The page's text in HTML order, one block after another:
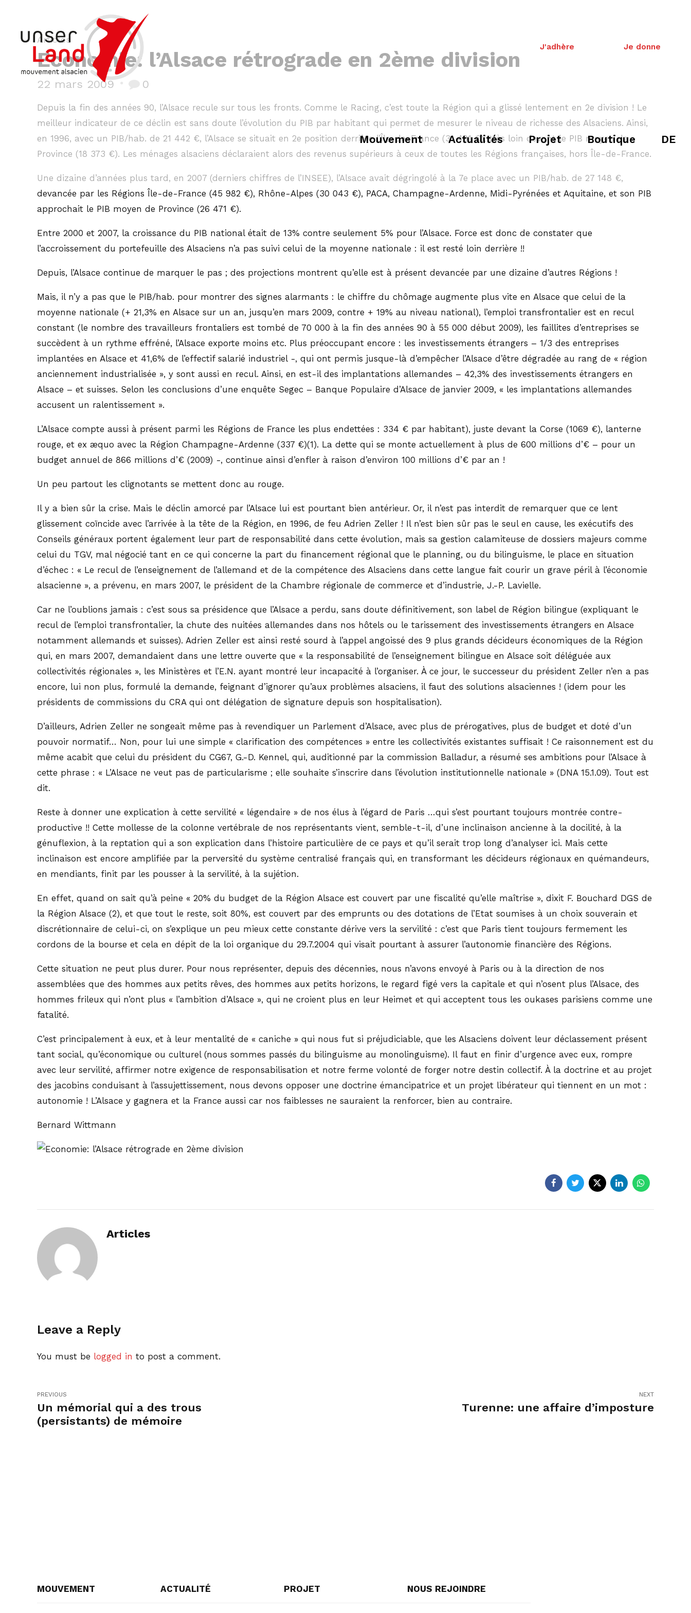
J'adhère Je donne
Mouvement Actualités Projet Boutique DE
Articles
Economie: l’Alsace rétrograde en 2ème division
22 mars 2009 0
Depuis la fin des années 90, l’Alsace recule sur tous les fronts. Comme le Racing, c’est toute la Région qui a glissé lentement en 2e division ! Le
meilleur indicateur de ce déclin est sans doute l’évolution du PIB par habitant qui permet de mesurer le niveau de richesse des Alsaciens. Ainsi,
en 1996, avec un PIB/hab. de 21 442 €, l’Alsace se situait en 2e position derrière l’Île-de-France (31 491 €), très loin devant le PIB moyen de
Province (18 373 €). Les ménages alsaciens déclaraient alors des revenus supérieurs à ceux de toutes les Régions françaises, hors Île-de-France.
Une dizaine d’années plus tard, en 2007 (derniers chiffres de l’INSEE), l’Alsace avait dégringolé à la 7e place avec un PIB/hab. de 27 148 €,
devancée par les Régions Île-de-France (45 982 €), Rhône-Alpes (30 043 €), PACA, Champagne-Ardenne, Midi-Pyrénées et Aquitaine, et son PIB
approchait le PIB moyen de Province (26 471 €).
Entre 2000 et 2007, la croissance du PIB national était de 13% contre seulement 5% pour l’Alsace. Force est donc de constater que
l’accroissement du portefeuille des Alsaciens n’a pas suivi celui de la moyenne nationale : il est resté loin derrière !!
Depuis, l’Alsace continue de marquer le pas ; des projections montrent qu’elle est à présent devancée par une dizaine d’autres Régions !
Mais, il n’y a pas que le PIB/hab. pour montrer des signes alarmants : le chiffre du chômage augmente plus vite en Alsace que celui de la
moyenne nationale (+ 21,3% en Alsace sur un an, jusqu’en mars 2009, contre + 19% au niveau national), l’emploi transfrontalier est en recul
constant (le nombre des travailleurs frontaliers est tombé de 70 000 à la fin des années 90 à 55 000 début 2009), les faillites d’entreprises se
succèdent à un rythme effréné, l’Alsace exporte moins etc. Plus préoccupant encore : les investissements étrangers – 1/3 des entreprises
implantées en Alsace et 41,6% de l’effectif salarié industriel -, qui ont permis jusque-là d’empêcher l’Alsace d’être dégradée au rang de « région
anciennement industrialisée », y sont aussi en recul. Ainsi, en est-il des implantations allemandes – 42,3% des investissements étrangers en
Alsace – et suisses. Selon les conclusions d’une enquête Segec – Banque Populaire d’Alsace de janvier 2009, « les implantations allemandes
accusent un ralentissement ».
L’Alsace compte aussi à présent parmi les Régions de France les plus endettées : 334 € par habitant), juste devant la Corse (1069 €), lanterne
rouge, et ex æquo avec la Région Champagne-Ardenne (337 €)(1). La dette qui se monte actuellement à plus de 600 millions d’€ – pour un
budget annuel de 866 millions d’€ (2009) -, continue ainsi d’enfler à raison d’environ 100 millions d’€ par an !
Un peu partout les clignotants se mettent donc au rouge.
Il y a bien sûr la crise. Mais le déclin amorcé par l’Alsace lui est pourtant bien antérieur. Or, il n’est pas interdit de remarquer que ce lent
glissement coïncide avec l’arrivée à la tête de la Région, en 1996, de feu Adrien Zeller ! Il n’est bien sûr pas le seul en cause, les exécutifs des
Conseils généraux portent également leur part de responsabilité dans cette évolution, mais sa gestion calamiteuse de dossiers majeurs comme
celui du TGV, mal négocié tant en ce qui concerne la part du financement régional que le planning, ou du bilinguisme, le place en situation
d’échec : « Le recul de l’enseignement de l’allemand et de la compétence des Alsaciens dans cette langue fait courir un grave péril à l’économie
alsacienne », a prévenu, en mars 2007, le président de la Chambre régionale de commerce et d’industrie, J.-P. Lavielle.
Car ne l’oublions jamais : c’est sous sa présidence que l’Alsace a perdu, sans doute définitivement, son label de Région bilingue (expliquant le
recul de l’emploi transfrontalier, la chute des nuitées allemandes dans nos hôtels ou le tarissement des investissements étrangers en Alsace
notamment allemands et suisses). Adrien Zeller est ainsi resté sourd à l’appel angoissé des 9 plus grands décideurs économiques de la Région
qui, en mars 2007, demandaient dans une lettre ouverte que « la responsabilité de l’enseignement bilingue en Alsace soit déléguée aux
collectivités régionales », les Ministères et l’E.N. ayant montré leur incapacité à l’organiser. À ce jour, le successeur du président Zeller n’en a pas
encore, lui non plus, formulé la demande, feignant d’ignorer qu’aux problèmes alsaciens, il faut des solutions alsaciennes ! (idem pour les
présidents de commissions du CRA qui ont délégation de signature depuis son hospitalisation).
D’ailleurs, Adrien Zeller ne songeait même pas à revendiquer un Parlement d’Alsace, avec plus de prérogatives, plus de budget et doté d’un
pouvoir normatif… Non, pour lui une simple « clarification des compétences » entre les collectivités existantes suffisait ! Ce raisonnement est du
même acabit que celui du président du CG67, G.-D. Kennel, qui, auditionné par la commission Balladur, a résumé ses ambitions pour l’Alsace à
cette phrase : « L’Alsace ne veut pas de particularisme ; elle souhaite s’inscrire dans l’évolution institutionnelle nationale » (DNA 15.1.09). Tout est
dit.
Reste à donner une explication à cette servilité « légendaire » de nos élus à l’égard de Paris …qui s’est pourtant toujours montrée contre-
productive !! Cette mollesse de la colonne vertébrale de nos représentants vient, semble-t-il, d’une inclinaison ancienne à la docilité, à la
génuflexion, à la reptation qui a son explication dans l’histoire particulière de ce pays et qu’il serait trop long d’analyser ici. Mais cette
inclinaison est encore amplifiée par la perversité du système centralisé français qui, en transformant les décideurs régionaux en quémandeurs,
en mendiants, finit par les pousser à la servilité, à la sujétion.
En effet, quand on sait qu’à peine « 20% du budget de la Région Alsace est couvert par une fiscalité qu’elle maîtrise », dixit F. Bouchard DGS de
la Région Alsace (2), et que tout le reste, soit 80%, est couvert par des emprunts ou des dotations de l’Etat soumises à un choix souverain et
discrétionnaire de celui-ci, on s’explique un peu mieux cette constante dérive vers la servilité : c’est que Paris tient toujours fermement les
cordons de la bourse et cela en dépit de la loi organique du 29.7.2004 qui visait pourtant à assurer l’autonomie financière des Régions.
Cette situation ne peut plus durer. Pour nous représenter, depuis des décennies, nous n’avons envoyé à Paris ou à la direction de nos
assemblées que des hommes aux petits rêves, des hommes aux petits horizons, le regard figé vers la capitale et qui n’osent plus l’Alsace, des
hommes frileux qui n’ont plus « l’ambition d’Alsace », qui ne croient plus en leur Heimet et qui acceptent tous les oukases parisiens comme une
fatalité.
C’est principalement à eux, et à leur mentalité de « caniche » qui nous fut si préjudiciable, que les Alsaciens doivent leur déclassement présent
tant social, qu’économique ou culturel (nous sommes passés du bilinguisme au monolinguisme). Il faut en finir d’urgence avec eux, rompre
avec leur servilité, affirmer notre exigence de responsabilisation et notre ferme volonté de forger notre destin collectif. À la doctrine et au projet
des jacobins conduisant à l’assujettissement, nous devons opposer une doctrine émancipatrice et un projet libérateur qui tiennent en un mot :
autonomie ! L’Alsace y gagnera et la France aussi car nos faiblesses ne sauraient la renforcer, bien au contraire.
Bernard Wittmann
Articles
Leave a Reply
You must be logged in to post a comment.
PREVIOUS
Un mémorial qui a des trous
(persistants) de mémoire
NEXT
Turenne: une affaire d’imposture
MOUVEMENT ACTUALITÉ PROJET NOUS REJOINDRE